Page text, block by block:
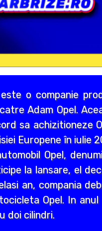
o companie
Adam Opel.
sa achizitioneze
Europene în iulie
Opel,
la lansare, el
an, compania
Opel. In
doi cilindri.